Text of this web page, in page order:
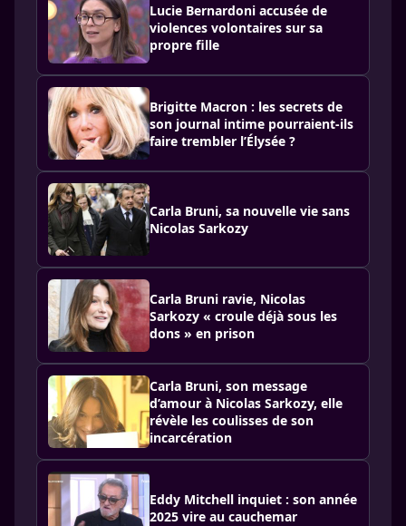
Lucie Bernardoni accusée de
violences volontaires sur sa
propre fille
Brigitte Macron : les secrets de
son journal intime pourraient-ils
faire trembler l’Élysée ?
Carla Bruni, sa nouvelle vie sans
Nicolas Sarkozy
Carla Bruni ravie, Nicolas
Sarkozy « croule déjà sous les
dons » en prison
Carla Bruni, son message
d’amour à Nicolas Sarkozy, elle
révèle les coulisses de son
incarcération
Eddy Mitchell inquiet : son année
2025 vire au cauchemar